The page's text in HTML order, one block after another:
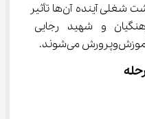
این موضوع مستقیماً بر سرنوشت شغلی آینده آن‌ها تأثیر
و شهید رجایی